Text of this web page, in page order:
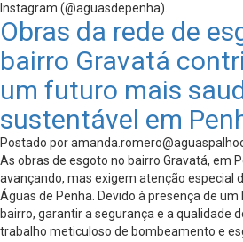
Instagram (@aguasdepenha).
Obras da rede de
bairro Gravatá
um futuro mais
sustentável em
Postado por
As obras de esgoto no bairro Gravatá, em
avançando, mas exigem atenção especial
Águas de Penha. Devido à presença de
bairro, garantir a segurança e a qualidade
trabalho meticuloso de bombeamento e